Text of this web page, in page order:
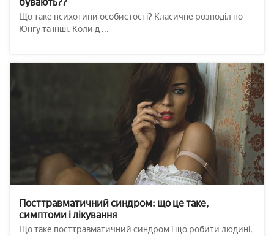
Що таке психотипи особистості? Класичне розподіл по
Юнгу та інші. Коли д ...
Посттравматичний синдром: що це таке,
симптоми і лікування
Що таке посттравматичний синдром і що робити людині,